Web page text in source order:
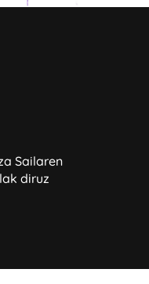
Sailaren
diruz